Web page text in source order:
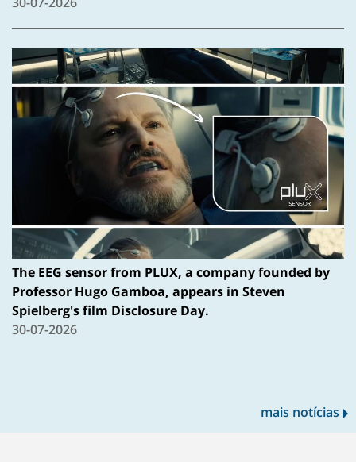
The EEG sensor from PLUX, a company founded by
Professor Hugo Gamboa, appears in Steven
Spielberg's film Disclosure Day.
30-07-2026
mais notícias